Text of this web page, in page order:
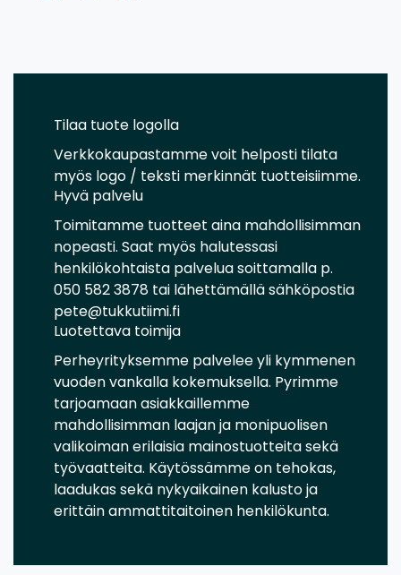
Tilaa tuote logolla
Verkkokaupastamme voit helposti tilata
myös logo / teksti merkinnät tuotteisiimme.
Hyvä palvelu
Toimitamme tuotteet aina mahdollisimman
nopeasti. Saat myös halutessasi
henkilökohtaista palvelua soittamalla p.
050 582 3878 tai lähettämällä sähköpostia
pete@tukkutiimi.fi
Luotettava toimija
Perheyrityksemme palvelee yli kymmenen
vuoden vankalla kokemuksella. Pyrimme
tarjoamaan asiakkaillemme
mahdollisimman laajan ja monipuolisen
valikoiman erilaisia mainostuotteita sekä
työvaatteita. Käytössämme on tehokas,
laadukas sekä nykyaikainen kalusto ja
erittäin ammattitaitoinen henkilökunta.